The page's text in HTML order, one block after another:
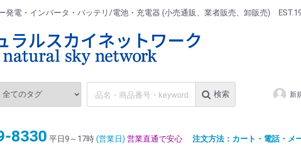
発電・インバータ・バッテリ/電池・充電器 (小売通販、業者販売、卸販売)
検索 新
8330 平日9～17時(営業日) 営業直通で安心 注文方法：カート・電話・メ